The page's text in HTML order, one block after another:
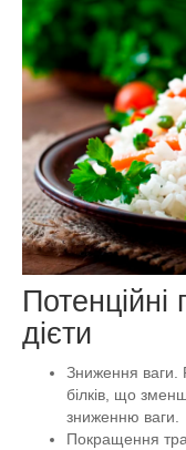
Потенційні
дієти
Зниження ваги.
білків, що
зниженню ваги.
Покращення